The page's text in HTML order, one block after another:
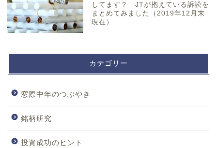
してます？ JTが抱えている訴訟を
まとめてみました（2019年12月末
現在）
カテゴリー
窓際中年のつぶやき
銘柄研究
投資成功のヒント